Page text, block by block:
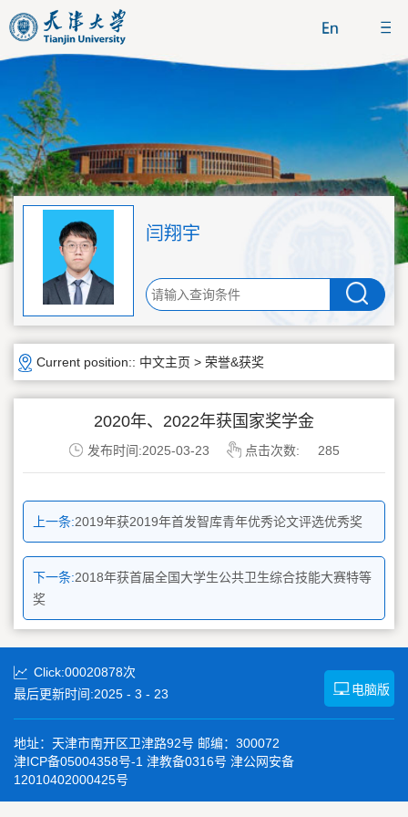
闫翔宇
Current position:: 中文主页 > 荣誉&获奖
2020年、2022年获国家奖学金
发布时间:2025-03-23 点击次数: 285
上一条:2019年获2019年首发智库青年优秀论文评选优秀奖
下一条:2018年获首届全国大学生公共卫生综合技能大赛特等
奖
Click:00020878次
最后更新时间:2025 - 3 - 23 电脑版
地址：天津市南开区卫津路92号 邮编：300072
津ICP备05004358号-1 津教备0316号 津公网安备
12010402000425号